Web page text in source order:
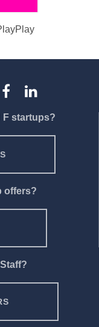
F startups?
offers?